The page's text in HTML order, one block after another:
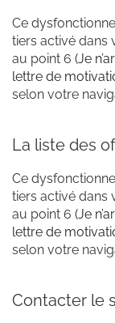
Ce
tiers activé dans
au point 6 (Je
lettre de
selon votre
La liste des
Ce
tiers activé dans
au point 6 (Je
lettre de
selon votre
Contacter le